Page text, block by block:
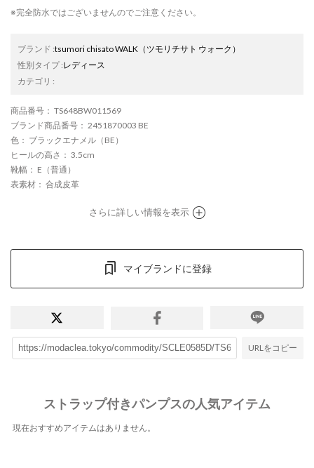
※完全防水ではございませんのでご注意ください。
ブランド :tsumori chisato WALK （ツモリチサト ウォーク）
性別タイプ:レディース
カテゴリ :
商品番号 ： TS648BW011569
ブランド商品番号 ： 2451870003 BE
色 ： ブラックエナメル（BE）
ヒールの高さ ： 3.5cm
靴幅 ： E（普通）
表素材 ： 合成皮革
さらに詳しい情報を表示
マイブランドに登録
URLをコピー
ストラップ付きパンプスの人気アイテム
現在おすすめアイテムはありません。